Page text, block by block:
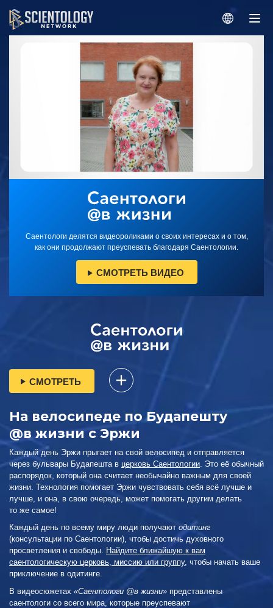
Саентологи делятся видеороликами о своих интересах и о том,
как они продолжают преуспевать благодаря Саентологии.
СМОТРЕТЬ ВИДЕО
СМОТРЕТЬ
На велосипеде по Будапешту
@в жизни с Эржи
Каждый день Эржи прыгает на свой велосипед и отправляется
через бульвары Будапешта в церковь Саентологии . Это её обычный
распорядок, который она считает необычайно важным для своей
жизни. Технология помогает Эржи чувствовать себя всё лучше и
лучше, и она, в свою очередь, может помогать другим делать
то же самое!
Каждый день по всему миру люди получают одитинг
(консультации по Саентологии), чтобы достичь духовного
просветления и свободы. Найдите ближайшую к вам
саентологическую церковь, миссию или группу, чтобы начать ваше
приключение в одитинге.
В видеосюжетах «Саентологи @в жизни» представлены
саентологи со всего мира, которые преуспевают